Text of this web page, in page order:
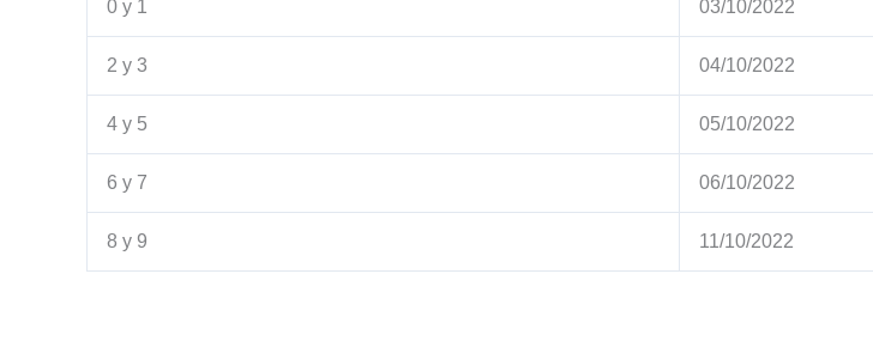
0 y 1 03/10/2022
2 y 3 04/10/2022
4 y 5 05/10/2022
6 y 7 06/10/2022
8 y 9 11/10/2022